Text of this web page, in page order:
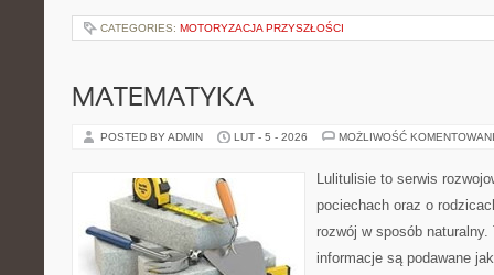
CATEGORIES: MOTORYZACJA PRZYSZŁOŚCI
MATEMATYKA
POSTED BY ADMIN LUT - 5 - 2026 MOŻLIWOŚĆ
Lulitulisie to serwis
pociechach oraz o
rozwój w sposób
informacje są podawane